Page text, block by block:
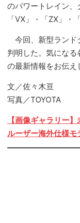
のパワートレイン、
「VX」・「ZX」・
今回、新型ランド
判明した。気にな
の最新情報をお伝え
文／佐々木亘
写真／TOYOTA
【画像ギャラリー
ルーザー海外仕様モ